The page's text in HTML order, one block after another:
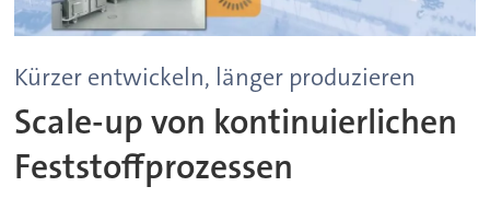
Kürzer entwickeln, länger produzieren
Scale-up von kontinuierlichen
Feststoffprozessen